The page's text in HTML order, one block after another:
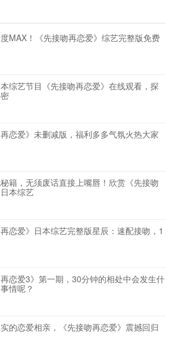
MAX！《先接吻再恋爱》综艺完整版免费
综艺节目《先接吻再恋爱》在线观看，探
再恋爱》未删减版，福利多多气氛火热大家
籍，无须废话直接上嘴唇！欣赏《先接吻
本综艺
再恋爱》日本综艺完整版星辰：速配接吻，1
再恋爱3》第一期，30分钟的相处中会发生什
情呢？
的恋爱相亲，《先接吻再恋爱》震撼回归